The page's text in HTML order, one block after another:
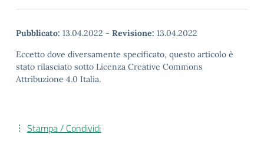
Pubblicato: 13.04.2022 - Revisione: 13.04.2022
Eccetto dove diversamente specificato, questo articolo è
stato rilasciato sotto Licenza Creative Commons
Attribuzione 4.0 Italia.
Stampa / Condividi